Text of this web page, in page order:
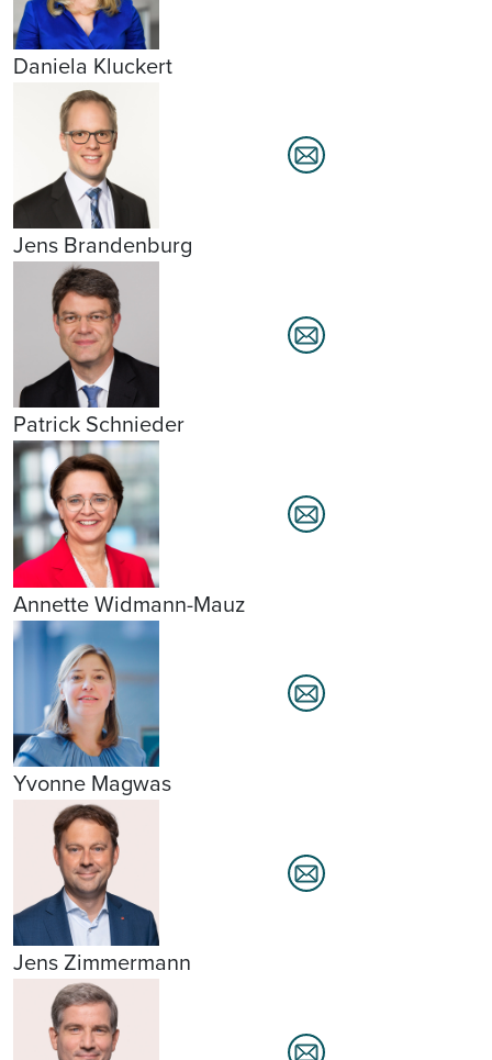
Daniela Kluckert
Jens Brandenburg
Patrick Schnieder
Annette Widmann-Mauz
Yvonne Magwas
Jens Zimmermann